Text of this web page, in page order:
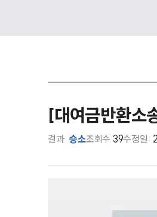
[대여금반환소
결과 승소조회수 39수정일: